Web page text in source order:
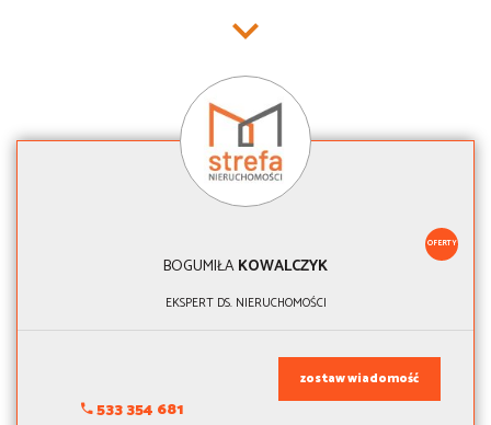
OFERTY
BOGUMIŁAKOWALCZYK
EKSPERT DS. NIERUCHOMOŚCI
533 354 681
zostaw wiadomość